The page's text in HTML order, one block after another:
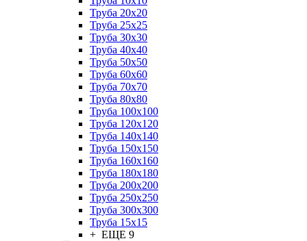
Труба 20x20
Труба 25x25
Труба 30x30
Труба 40x40
Труба 50x50
Труба 60x60
Труба 70x70
Труба 80x80
Труба 100x100
Труба 120x120
Труба 140x140
Труба 150x150
Труба 160x160
Труба 180x180
Труба 200x200
Труба 250x250
Труба 300x300
Труба 15x15
+ ЕЩЕ 9